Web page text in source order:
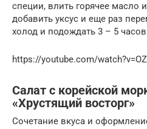
специи, влить горячее масло
добавить уксус и еще раз
холод и подождать 3 – 5
https://youtube.com/
Салат с корейской
«Хрустящий восторг»
Сочетание вкуса и